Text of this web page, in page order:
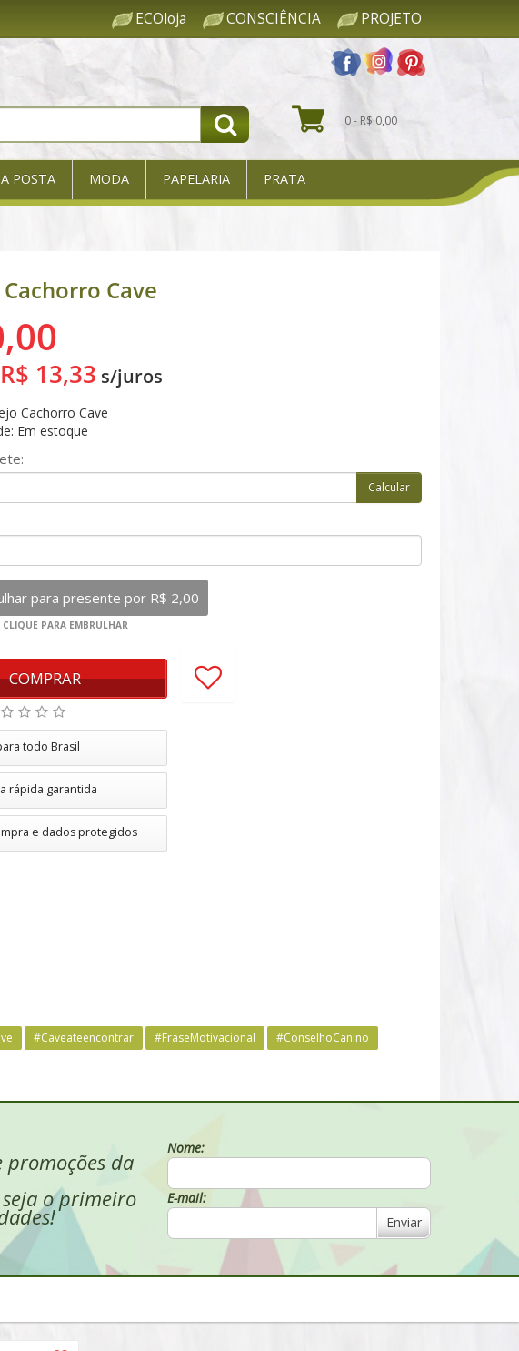
ECOloja CONSCIÊNCIA PROJETO
0 - R$ 0,00
POSTA MODA PAPELARIA PRATA
Cave
R$ 13,33 s/juros
Cachorro Cave
Em estoque
COMPRAR
todo Brasil
rápida garantida
e dados protegidos
#Caveateencontrar #FraseMotivacional
#ConselhoCanino
promoções da
o primeiro
Nome:
E-mail:
Enviar